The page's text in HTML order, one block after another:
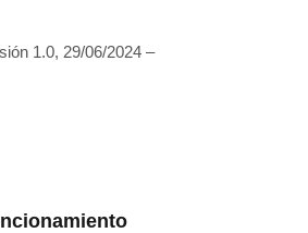
1.0, 29/06/2024 –